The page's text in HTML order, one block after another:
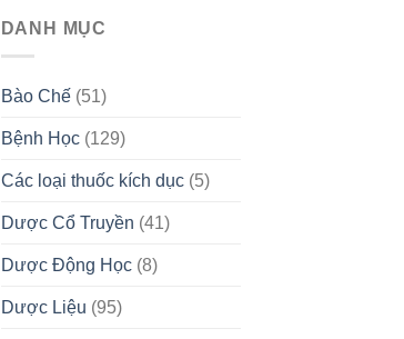
DANH MỤC
Bào Chế(51)
Bệnh Học(129)
Các loại thuốc kích dục(5)
Dược Cổ Truyền (41)
Dược Động Học(8)
Dược Liệu (95)